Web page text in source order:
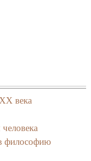
века
философию